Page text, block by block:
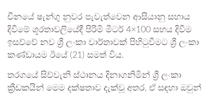
චීනයේ ෂැන්ගු නුවර පැවැත්වෙන ආසියානු සහාය
දිවීමේ ශූරතාවලියේදී පිරිමි මීටර් 4×100 සහය දිවීම
ඉසව්වේ නව ශ්‍රී ලංකා වාර්තාවක් පිහිටුවීමට ශ්‍රී ලංකා
කණ්ඩායම ඊයේ (21) සමත් විය.
තරගයේ සිව්වැනි ස්ථානය දිනාගනිමින් ශ්‍රී ලංකා
ක්‍රීඩකයින් මෙම දක්ෂතාව දැක්වූ අතර, ඒ සඳහා ඔවුන්